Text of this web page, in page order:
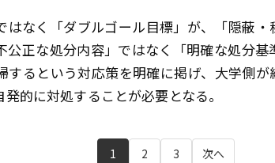
はなく「ダブルゴール目標」が、「隠蔽
公正な処分内容」ではなく「明確な処分
するという対応策を明確に掲げ、大学側
的に対処することが必要となる。
1 2 3 次へ